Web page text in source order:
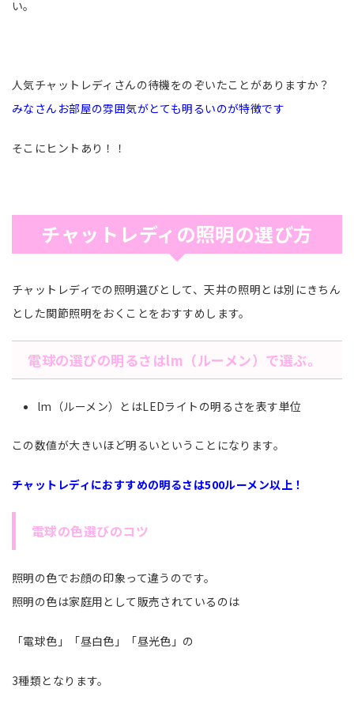
い。
人気チャットレディさんの待機をのぞいたことがありますか？
みなさんお部屋の雰囲気がとても明るいのが特徴です
そこにヒントあり！！
チャットレディの照明の選び方
チャットレディでの照明選びとして、天井の照明とは別にきちん
とした関節照明をおくことをおすすめします。
電球の選びの明るさはlm（ルーメン）で選ぶ。
lm（ルーメン）とはLEDライトの明るさを表す単位
この数値が大きいほど明るいということになります。
チャットレディにおすすめの明るさは500ルーメン以上！
電球の色選びのコツ
照明の色でお顔の印象って違うのです。
照明の色は家庭用として販売されているのは
「電球色」「昼白色」「昼光色」の
3種類となります。